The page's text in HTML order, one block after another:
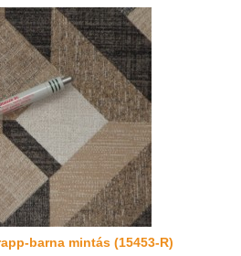
barna mintás (15453-R)